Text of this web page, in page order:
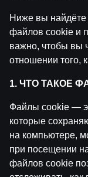
domā sportisti
byDāvis 5
Ниже вы
файлов cookie и
важно, чтобы вы
отношении того,
1. ЧТО ТАКОЕ
Файлы cookie —
которые
на компьютере,
при посещении
файлов cookie